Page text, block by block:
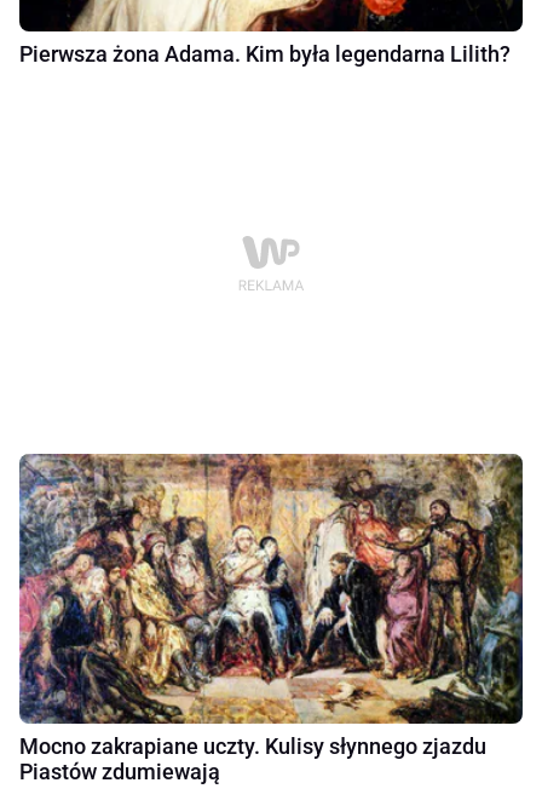
Pierwsza żona Adama. Kim była legendarna Lilith?
Mocno zakrapiane uczty. Kulisy słynnego zjazdu
Piastów zdumiewają